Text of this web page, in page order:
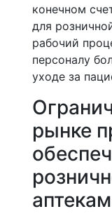
конечном
для
рабочий
персоналу
уходе за
рынке